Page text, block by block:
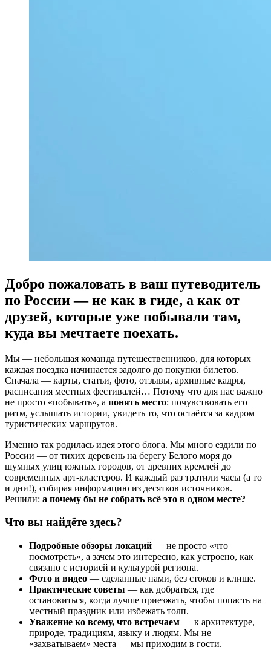
Добро пожаловать в ваш путеводитель
по России — не как в гиде, а как от
друзей, которые уже побывали там,
куда вы мечтаете поехать.
Мы — небольшая команда путешественников, для которых
каждая поездка начинается задолго до покупки билетов.
Сначала — карты, статьи, фото, отзывы, архивные кадры,
расписания местных фестивалей… Потому что для нас важно
не просто «побывать», а понять место: почувствовать его
ритм, услышать истории, увидеть то, что остаётся за кадром
туристических маршрутов.
Именно так родилась идея этого блога. Мы много ездили по
России — от тихих деревень на берегу Белого моря до
шумных улиц южных городов, от древних кремлей до
современных арт-кластеров. И каждый раз тратили часы (а то
и дни!), собирая информацию из десятков источников.
Решили: а почему бы не собрать всё это в одном месте?
Что вы найдёте здесь?
Подробные обзоры локаций — не просто «что
посмотреть», а зачем это интересно, как устроено, как
связано с историей и культурой региона.
Фото и видео — сделанные нами, без стоков и клише.
Практические советы — как добраться, где
остановиться, когда лучше приезжать, чтобы попасть на
местный праздник или избежать толп.
Уважение ко всему, что встречаем — к архитектуре,
природе, традициям, языку и людям. Мы не
«захватываем» места — мы приходим в гости.